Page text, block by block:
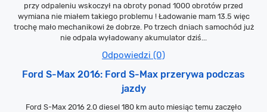
przy odpaleniu wskoczył na obroty ponad 1000 obrotów przed
wymiana nie miałem takiego problemu ! Ładowanie mam 13.5 więc
trochę mało mechanikowi że dobrze. Po trzech dniach samochód już
nie odpala wyładowany akumulator dziś...
Odpowiedzi (0)
Ford S-Max 2016: Ford S-Max przerywa podczas
jazdy
Ford S-Max 2016 2.0 diesel 180 km auto miesiąc temu zaczęło